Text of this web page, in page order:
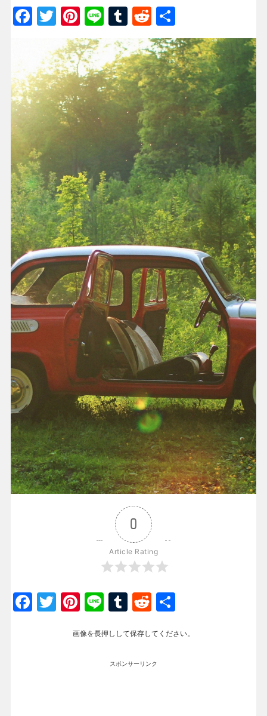
Facebook
Twitter
Pinterest
LineTumblr
Reddit
有
0
Article Rating
Facebook
Twitter
Pinterest
LineTumblr
Reddit
画像を長押しして保存してください。
スポンサーリンク